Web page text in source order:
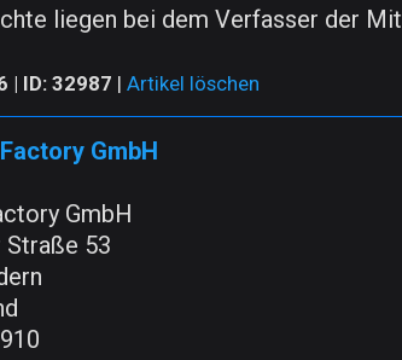
liegen bei dem Verfasser der
| ID: 32987 Artikel löschen
GmbH
GmbH
53